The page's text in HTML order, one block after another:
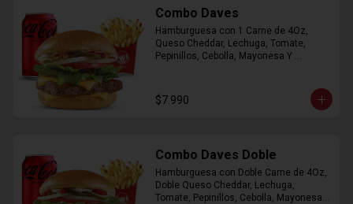
Combo Daves
Hamburguesa con 1 Carne de 4Oz,
Queso Cheddar, Lechuga, Tomate,
Pepinillos, Cebolla, Mayonesa Y
$7.990
Combo Daves Doble
Hamburguesa con Doble Carne de 4Oz,
Doble Queso Cheddar, Lechuga,
Tomate, Pepinillos, Cebolla, Mayonesa y